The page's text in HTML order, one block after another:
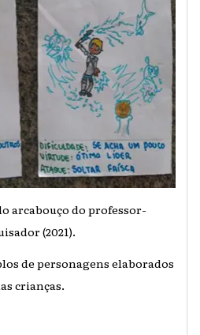
arcabouço do professor-
(2021).
de personagens elaborados
crianças.